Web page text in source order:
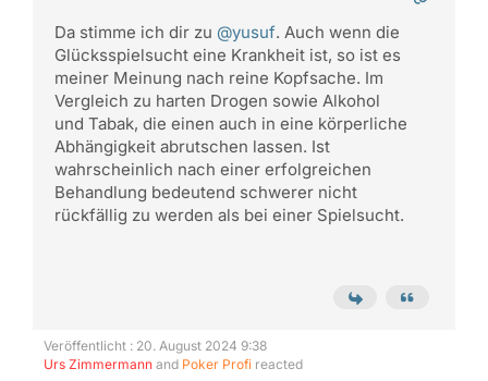
Da stimme ich dir zu @yusuf. Auch wenn die
Glücksspielsucht eine Krankheit ist, so ist es
meiner Meinung nach reine Kopfsache. Im
Vergleich zu harten Drogen sowie Alkohol
und Tabak, die einen auch in eine körperliche
Abhängigkeit abrutschen lassen. Ist
wahrscheinlich nach einer erfolgreichen
Behandlung bedeutend schwerer nicht
rückfällig zu werden als bei einer Spielsucht.
Veröffentlicht : 20. August 2024 9:38
Urs Zimmermann and Poker Profi reacted